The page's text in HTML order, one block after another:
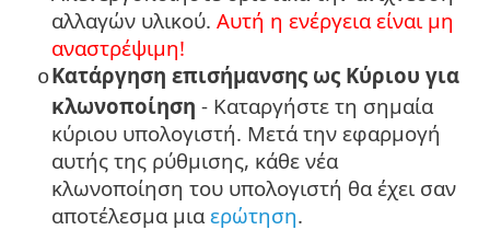
αλλαγών υλικού. Αυτή η ενέργεια είναι μη
αναστρέψιμη!
oΚατάργηση επισήμανσης ως Κύριου για
κλωνοποίηση - Καταργήστε τη σημαία
κύριου υπολογιστή. Μετά την εφαρμογή
αυτής της ρύθμισης, κάθε νέα
κλωνοποίηση του υπολογιστή θα έχει σαν
αποτέλεσμα μια ερώτηση.